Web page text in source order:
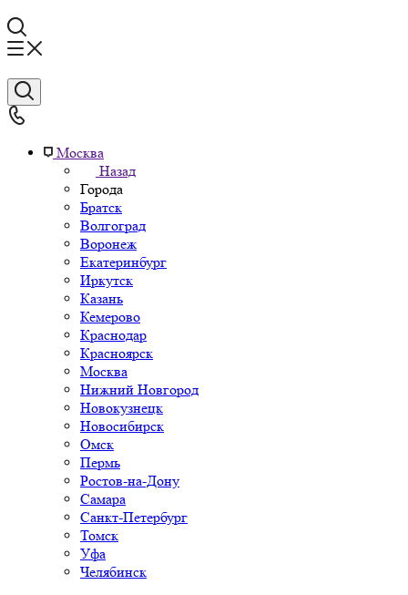
Москва
Назад
Города
Братск
Волгоград
Воронеж
Екатеринбург
Иркутск
Казань
Кемерово
Краснодар
Красноярск
Москва
Нижний Новгород
Новокузнецк
Новосибирск
Омск
Пермь
Ростов-на-Дону
Самара
Санкт-Петербург
Томск
Уфа
Челябинск